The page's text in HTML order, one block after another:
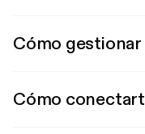
Cómo
Cómo